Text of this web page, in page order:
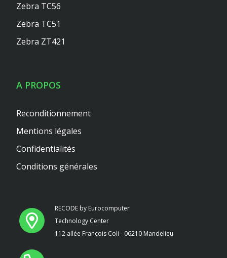
RECODE by Eurocomputer
Technology Center
112 allée François Coli - 06210 Mandelieu
Zebra TC56
Zebra TC51
Zebra ZT421
A PROPOS
Reconditionnement
Mentions légales
Confidentialités
Conditions générales